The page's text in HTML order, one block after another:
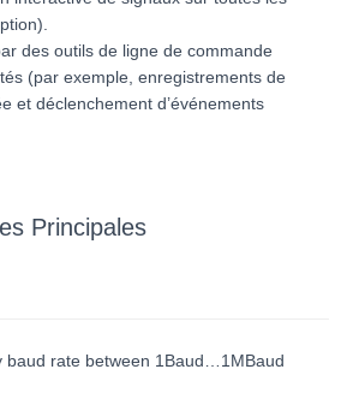
des outils de ligne de commande
(par exemple, enregistrements de
et déclenchement d’événements
Principales
baud rate between 1Baud…1MBaud